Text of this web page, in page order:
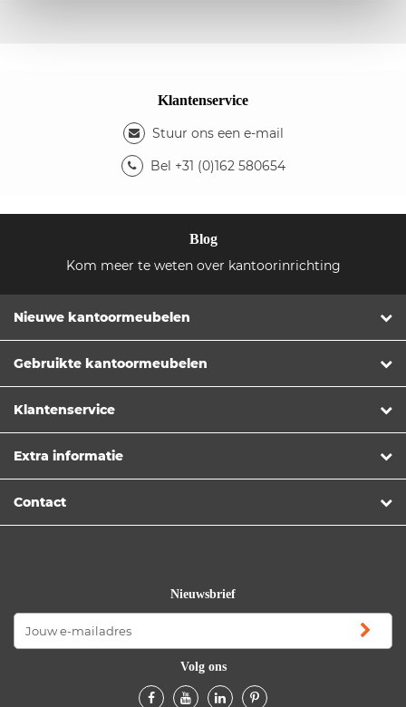
Klantenservice
Stuur ons een e-mail
Bel +31 (0)162 580654
Blog
Kom meer te weten over kantoorinrichting
Nieuwe kantoormeubelen
Gebruikte kantoormeubelen
Klantenservice
Extra informatie
Contact
Nieuwsbrief
Volg ons